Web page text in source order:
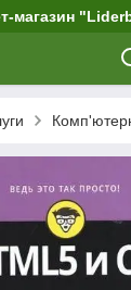
магазин